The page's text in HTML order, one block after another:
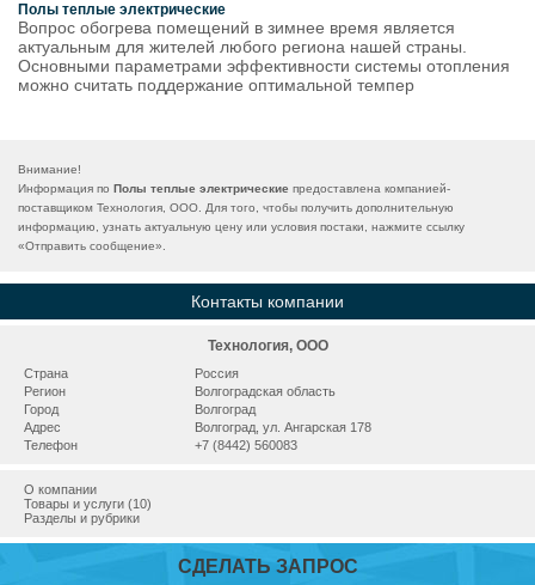
Полы теплые электрические
Вопрос обогрева помещений в зимнее время является
актуальным для жителей любого региона нашей страны.
Основными параметрами эффективности системы отопления
можно считать поддержание оптимальной темпер
Внимание!
Информация по Полы теплые электрические предоставлена компанией-
поставщиком Технология, ООО. Для того, чтобы получить дополнительную
информацию, узнать актуальную цену или условия постаки, нажмите ссылку
«Отправить сообщение».
Контакты компании
Технология, ООО
Страна
Россия
Регион
Волгоградская область
Город
Волгоград
Адрес
Волгоград, ул. Ангарская 178
Телефон
+7 (8442) 560083
О компании
Товары и услуги (10)
Разделы и рубрики
СДЕЛАТЬ ЗАПРОС